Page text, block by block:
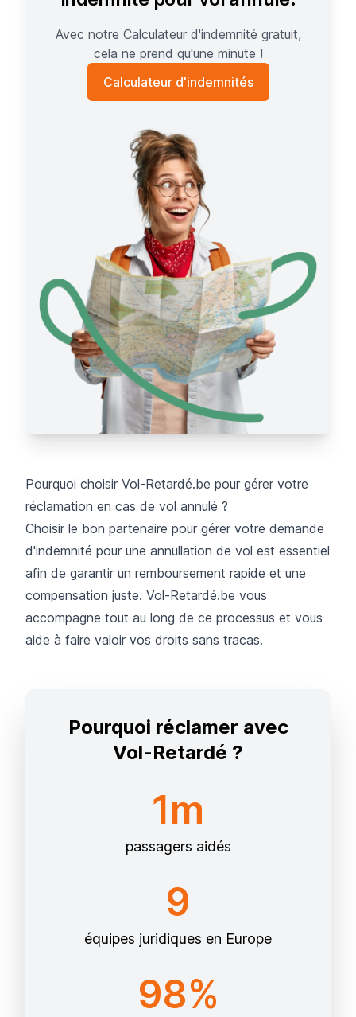
Avec notre Calculateur d'indemnité gratuit,
cela ne prend qu'une minute !
Calculateur d'indemnités
Pourquoi choisir Vol-Retardé.be pour gérer votre
réclamation en cas de vol annulé ?
Choisir le bon partenaire pour gérer votre demande
d'indemnité pour une annullation de vol est essentiel
afin de garantir un remboursement rapide et une
compensation juste. Vol-Retardé.be vous
accompagne tout au long de ce processus et vous
aide à faire valoir vos droits sans tracas.
Pourquoi réclamer avec
Vol-Retardé ?
1m
passagers aidés
9
équipes juridiques en Europe
98%